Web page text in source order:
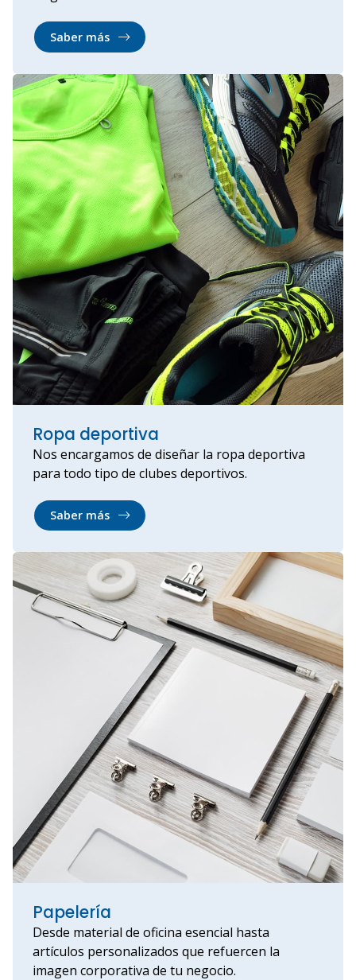
Saber más
Ropa deportiva
Nos encargamos de diseñar la ropa deportiva
para todo tipo de clubes deportivos.
Saber más
Papelería
Desde material de oficina esencial hasta
artículos personalizados que refuercen la
imagen corporativa de tu negocio.